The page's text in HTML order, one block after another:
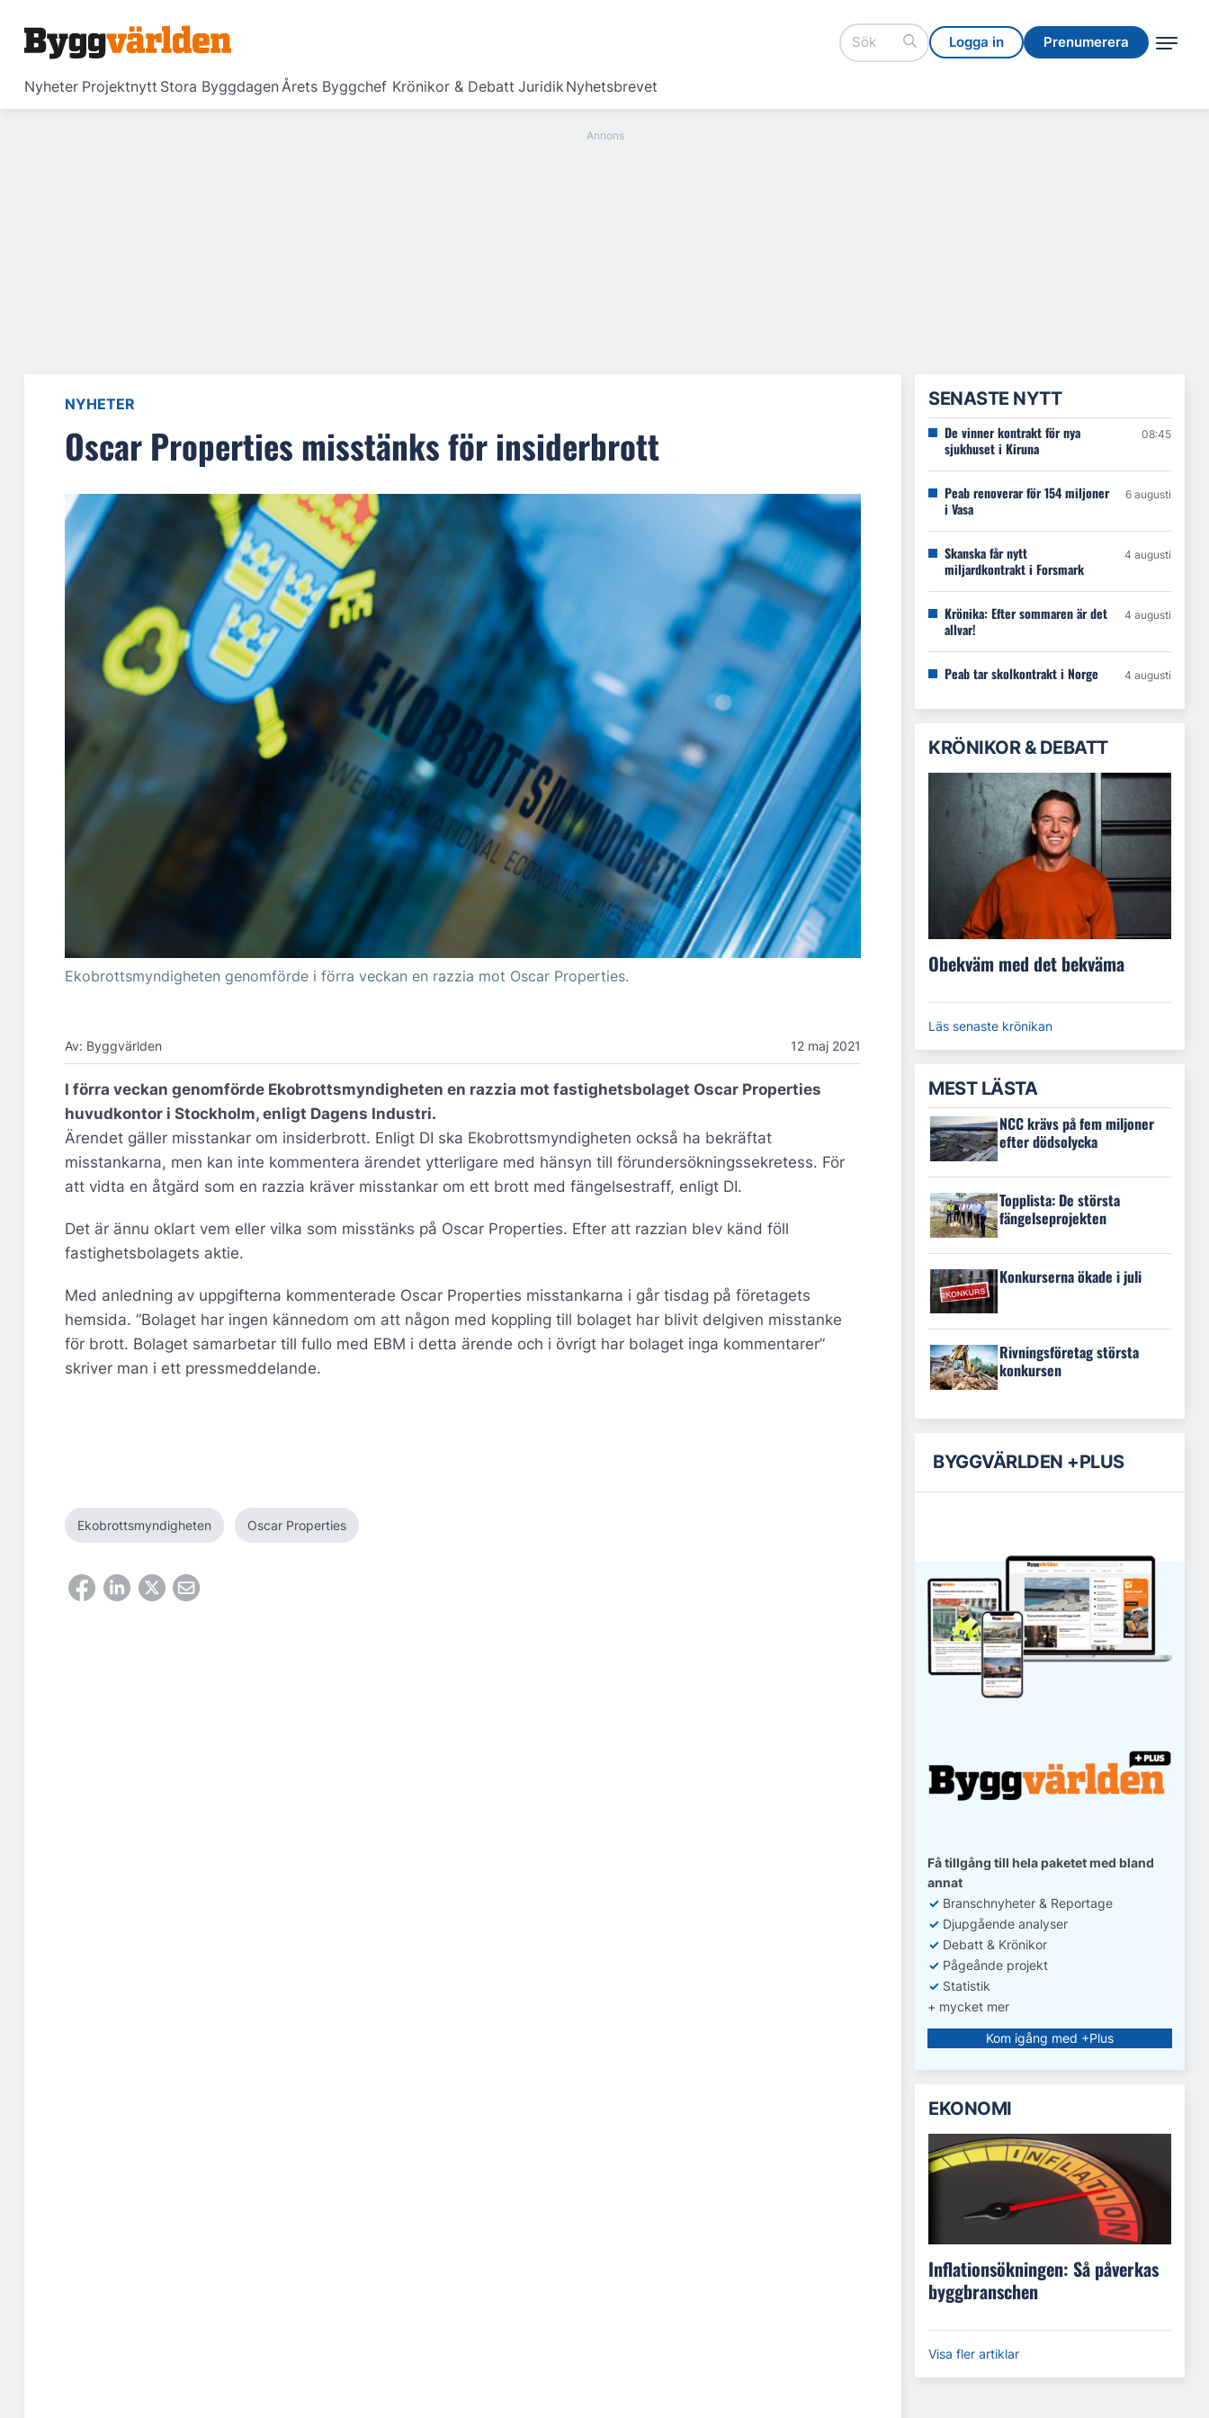
Logga in Prenumerera
Nyheter Projektnytt Stora ByggdagenÅrets Byggchef Krönikor & Debatt JuridikNyhetsbrevet
Logga in Prenumerera
NYHETER
Oscar Properties misstänks för insiderbrott
Ekobrottsmyndigheten genomförde i förra veckan en razzia mot Oscar Properties.
Av: Byggvärlden 12 maj 2021
I förra veckan genomförde Ekobrottsmyndigheten en razzia mot fastighetsbolaget Oscar Properties
huvudkontor i Stockholm, enligt Dagens Industri.
Ärendet gäller misstankar om insiderbrott. Enligt DI ska Ekobrottsmyndigheten också ha bekräftat
misstankarna, men kan inte kommentera ärendet ytterligare med hänsyn till förundersökningssekretess. För
att vidta en åtgärd som en razzia kräver misstankar om ett brott med fängelsestraff, enligt DI.
Det är ännu oklart vem eller vilka som misstänks på Oscar Properties. Efter att razzian blev känd föll
fastighetsbolagets aktie.
Med anledning av uppgifterna kommenterade Oscar Properties misstankarna i går tisdag på företagets
hemsida. ”Bolaget har ingen kännedom om att någon med koppling till bolaget har blivit delgiven misstanke
för brott. Bolaget samarbetar till fullo med EBM i detta ärende och i övrigt har bolaget inga kommentarer”
skriver man i ett pressmeddelande.
Ekobrottsmyndigheten Oscar Properties
SENASTE NYTT
De vinner kontrakt för nya
sjukhuset i Kiruna
08:45
Peab renoverar för 154 miljoner
i Vasa
6 augusti
Skanska får nytt
miljardkontrakt i Forsmark
4 augusti
Krönika: Efter sommaren är det
allvar!
4 augusti
Peab tar skolkontrakt i Norge 4 augusti
KRÖNIKOR & DEBATT
Obekväm med det bekväma
Läs senaste krönikan
MEST LÄSTA
NCC krävs på fem miljoner
efter dödsolycka
Topplista: De största
fängelseprojekten
Konkurserna ökade i juli
Rivningsföretag största
konkursen
BYGGVÄRLDEN +PLUS
Få tillgång till hela paketet med bland
annat
✓ Branschnyheter & Reportage
✓ Djupgående analyser
✓ Debatt & Krönikor
✓ Pågeånde projekt
✓ Statistik
+ mycket mer
Kom igång med +Plus
EKONOMI
Inflationsökningen: Så påverkas
byggbranschen
Visa fler artiklar